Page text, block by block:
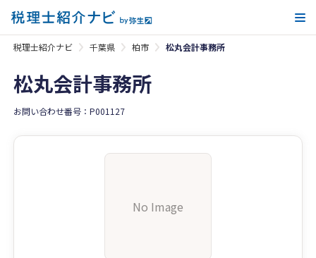
税理士紹介ナビ 千葉県 柏市 松丸会計事務所
松丸会計事務所
お問い合わせ番号：P001127
No Image